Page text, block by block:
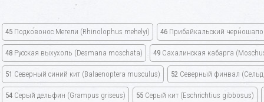
45 Подковонос Мегели (Rhinolophus mehelyi) 46 Прибайкальский
48 Русская выхухоль (Desmana moschata) 49 Сахалинская кабарга
51 Северный синий кит (Balaenoptera musculus) 52 Северный финвал
54 Серый дельфин (Grampus griseus) 55 Серый кит (Eschrichtius gibbosus)